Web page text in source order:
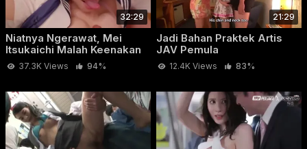
32:29
Niatnya Ngerawat, Mei
Itsukaichi Malah Keenakan
Dientot
37.3K Views 94%
21:29
Jadi Bahan Praktek Artis
JAV Pemula
12.4K Views 83%